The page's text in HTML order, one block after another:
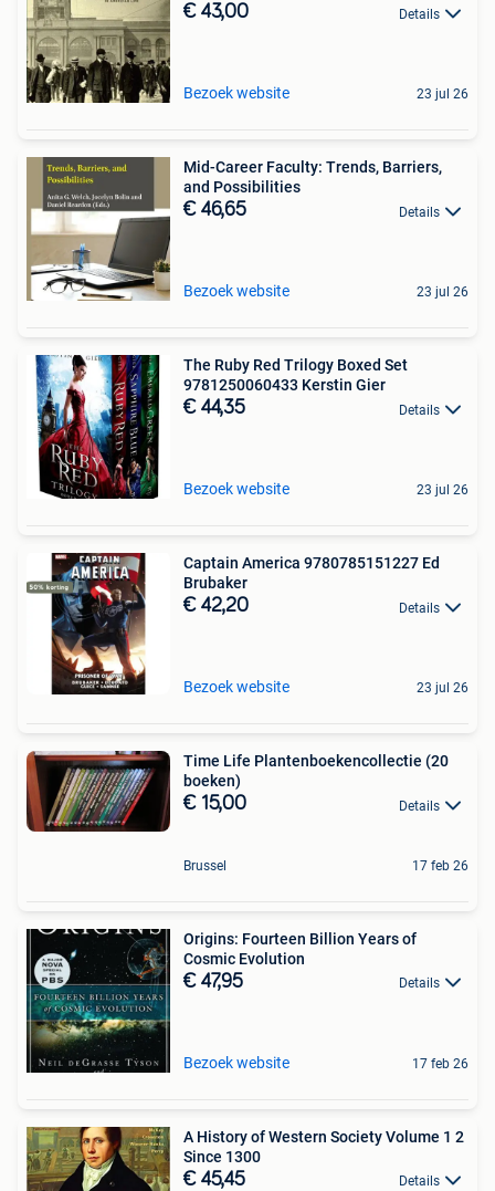
€ 43,00 Details
Bezoek website 23 jul 26
Mid-Career Faculty: Trends, Barriers,
and Possibilities
€ 46,65 Details
Bezoek website 23 jul 26
The Ruby Red Trilogy Boxed Set
9781250060433 Kerstin Gier
€ 44,35 Details
Bezoek website 23 jul 26
Captain America 9780785151227 Ed
Brubaker
€ 42,20 Details
Bezoek website 23 jul 26
Time Life Plantenboekencollectie (20
boeken)
€ 15,00 Details
Brussel 17 feb 26
Origins: Fourteen Billion Years of
Cosmic Evolution
€ 47,95 Details
Bezoek website 17 feb 26
A History of Western Society Volume 1 2
Since 1300
€ 45,45 Details